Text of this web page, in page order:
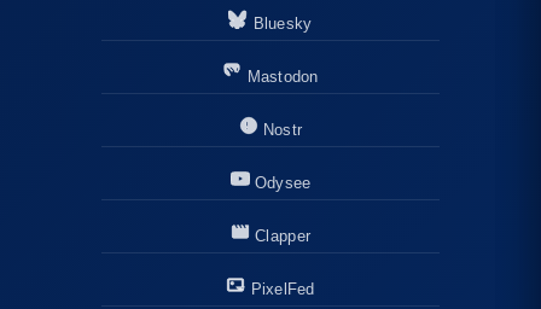
Bluesky
Mastodon
Nostr
Odysee
Clapper
PixelFed